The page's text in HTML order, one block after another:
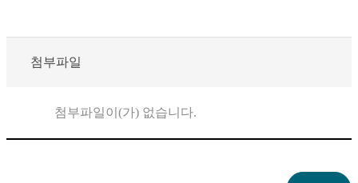
첨부파일
첨부파일이(가) 없습니다.